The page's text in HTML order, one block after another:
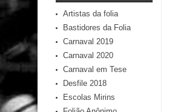
Artistas da folia
Bastidores da Folia
Carnaval 2019
Carnaval 2020
Carnaval em Tese
Desfile 2018
Escolas Mirins